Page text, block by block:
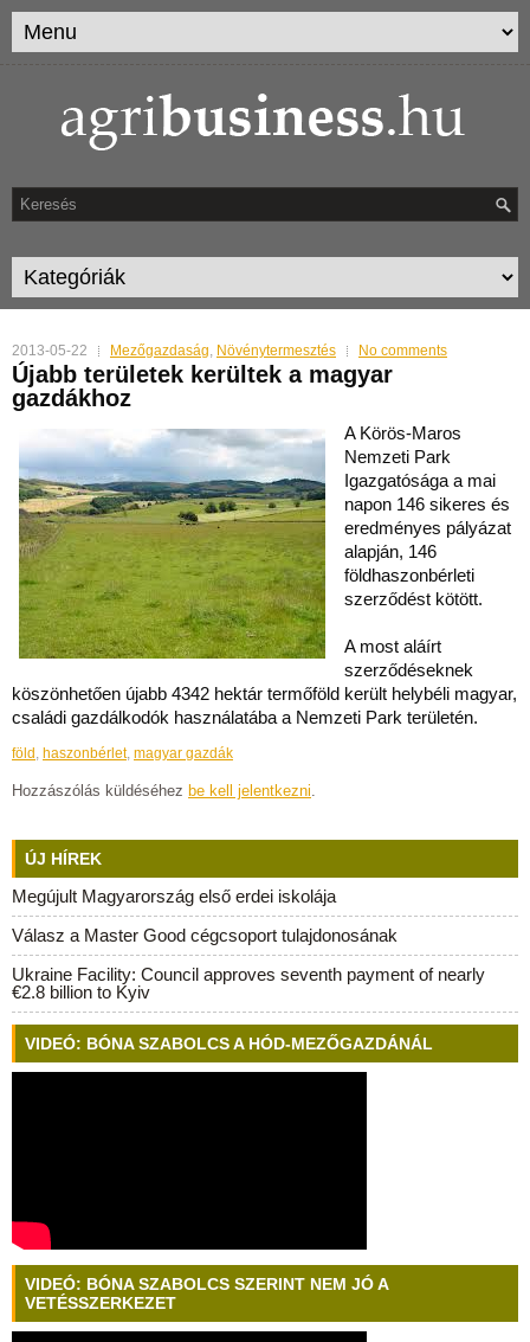
2013-05-22 Mezőgazdaság, Növénytermesztés No comments
Újabb területek kerültek a magyar
gazdákhoz
A Körös-Maros
Nemzeti Park
Igazgatósága a mai
napon 146 sikeres és
eredményes pályázat
alapján, 146
földhaszonbérleti
szerződést kötött.
A most aláírt
szerződéseknek
köszönhetően újabb 4342 hektár termőföld került helybéli magyar,
családi gazdálkodók használatába a Nemzeti Park területén.
föld , haszonbérlet, magyar gazdák
Hozzászólás küldéséhez be kell jelentkezni.
ÚJ HÍREK
Megújult Magyarország első erdei iskolája
Válasz a Master Good cégcsoport tulajdonosának
Ukraine Facility: Council approves seventh payment of nearly
€2.8 billion to Kyiv
VIDEÓ: BÓNA SZABOLCS A HÓD-MEZŐGAZDÁNÁL
VIDEÓ: BÓNA SZABOLCS SZERINT NEM JÓ A
VETÉSSZERKEZET